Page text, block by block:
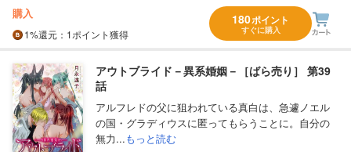
購入
1%還元 ：1ポイント獲得
180ポイント
すぐに購入
アウトブライド－異系婚姻－［ばら売り］ 第39
話
アルフレドの父に狙われている真白は、急遽ノエル
の国・グラディウスに匿ってもらうことに。自分の
無力...もっと読む